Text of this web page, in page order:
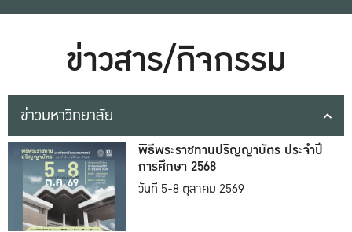
ข่าวสาร/กิจกรรม
ข่าวมหาวิทยาลัย
พิธีพระราชทานปริญญาบัตร ประจำปี
การศึกษา 2568
วันที่ 5-8 ตุลาคม 2569